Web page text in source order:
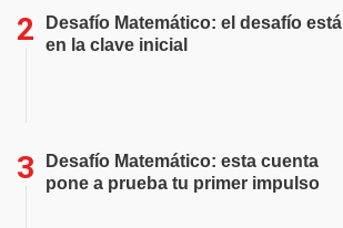
Desafío Matemático: el desafío está
en la clave inicial
Desafío Matemático: esta cuenta
pone a prueba tu primer impulso